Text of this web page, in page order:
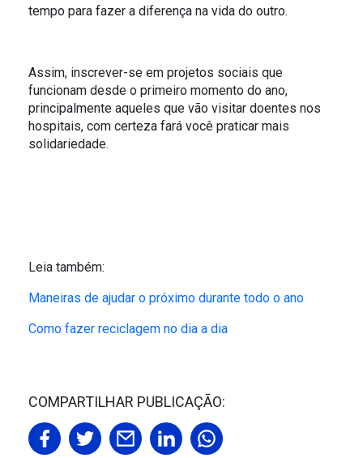
tempo para fazer a diferença na vida do outro.
Assim, inscrever-se em projetos sociais que
funcionam desde o primeiro momento do ano,
principalmente aqueles que vão visitar doentes nos
hospitais, com certeza fará você praticar mais
solidariedade.
Leia também:
Maneiras de ajudar o próximo durante todo o ano
Como fazer reciclagem no dia a dia
COMPARTILHAR PUBLICAÇÃO: